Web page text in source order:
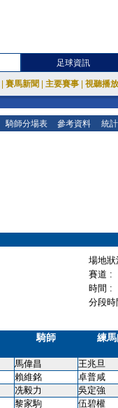
足球資訊
賽馬新聞 主要賽事 視聽播
騎師分場表 參考資料 統
場地
賽道 :
時間 :
分段
騎師 練
馬偉昌 王兆旦
賴維銘 卓普咸
冼毅力 吳定強
黎家駒 伍碧權